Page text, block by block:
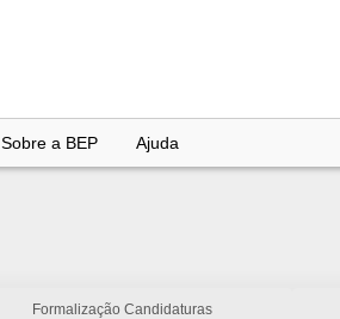
Sobre a BEP Ajuda
Formalização Candidaturas